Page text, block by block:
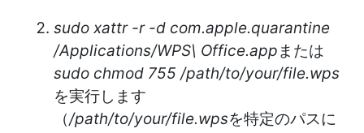
sudo xattr -r -d com.apple.quarantine
/Applications/WPS\ Office.appまたは
sudo chmod 755 /path/to/your/file.wps
を実行します
（/path/to/your/file.wpsを特定のパスに